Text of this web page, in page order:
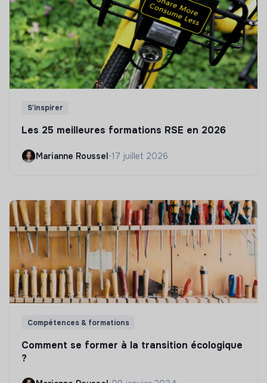
S'inspirer
Les 25 meilleures formations RSE en 2026
Marianne Roussel•17 juillet 2026
Compétences & formations
Comment se former à la transition écologique
?